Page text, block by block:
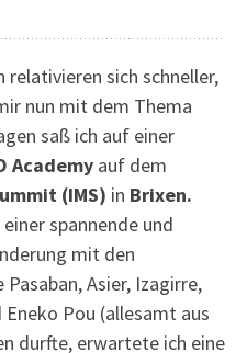
relativieren sich schneller,
nun mit dem Thema
saß ich auf einer
Academy auf dem
(IMS) in Brixen.
spannende und
mit den
Asier, Izagirre,
Pou (allesamt aus
durfte, erwartete ich eine